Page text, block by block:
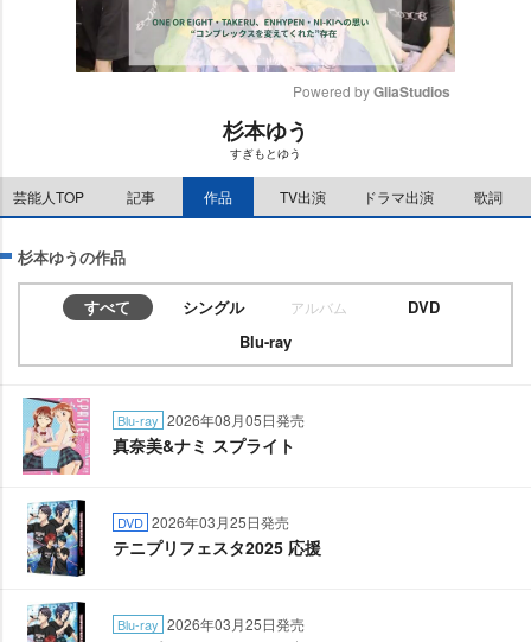
e
Powered by GliaStudios
杉本ゆう
すぎもとゆう
芸能人TOP 記事 作品 TV出演 ドラマ出演 歌詞
杉本ゆうの作品
すべて シングル アルバム
DVD
Blu-ray
Blu-ray 2026年08月05日発売
真奈美&ナミ スプライト
DVD 2026年03月25日発売
テニプリフェスタ2025 応援
Blu-ray 2026年03月25日発売